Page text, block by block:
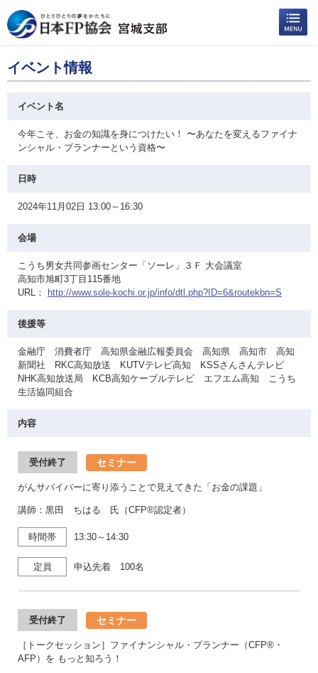
イベント情報
イベント名
今年こそ、お金の知識を身につけたい！ 〜あなたを変えるファイナ
ンシャル・プランナーという資格〜
日時
2024年11月02日 13:00～16:30
会場
こうち男女共同参画センター「ソーレ」３Ｆ 大会議室
高知市旭町3丁目115番地
URL：
http://www.sole-kochi.or.jp/info/dtl.php?ID=6&routekbn=S
後援等
金融庁 消費者庁 高知県金融広報委員会 高知県 高知市 高知
新聞社 RKC高知放送 KUTVテレビ高知 KSSさんさんテレビ
NHK高知放送局 KCB高知ケーブルテレビ エフエム高知 こうち
生活協同組合
内容
受付終了 セミナー
がんサバイバーに寄り添うことで見えてきた「お金の課題」
講師：黒田 ちはる 氏（CFP®認定者）
時間帯 13:30～14:30
定員 申込先着 100名
受付終了 セミナー
［トークセッション］ファイナンシャル・プランナー（CFP®・
AFP）を もっと知ろう！